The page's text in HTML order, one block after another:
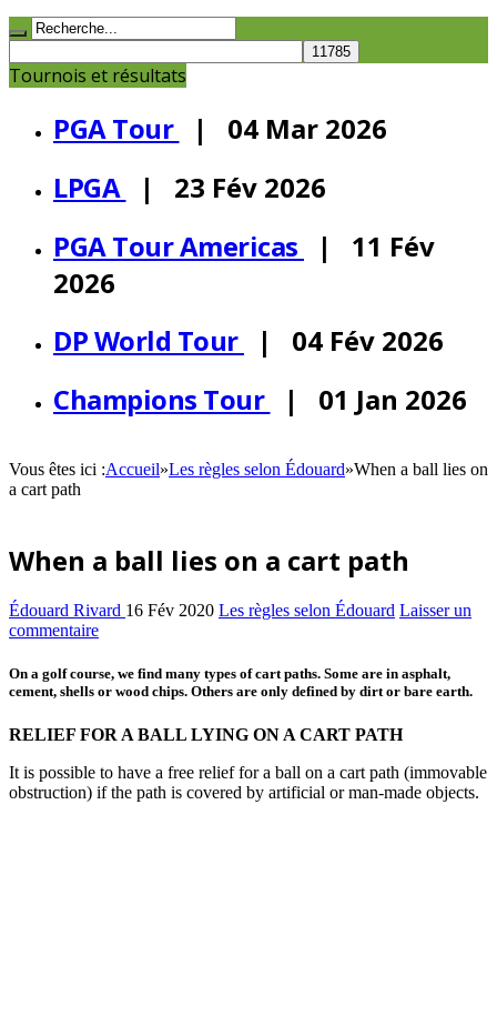
Tournois et résultats
PGA Tour
| 04 Mar 2026
LPGA
| 23 Fév 2026
PGA Tour Americas
| 11 Fév
2026
DP World Tour
| 04 Fév 2026
Champions Tour
| 01 Jan 2026
Vous êtes ici :Accueil»Les règles selon Édouard»When a ball lies on
a cart path
When a ball lies on a cart path
Édouard Rivard 16 Fév 2020 Les règles selon Édouard Laisser un
commentaire
On a golf course, we find many types of cart paths. Some are in asphalt,
cement, shells or wood chips. Others are only defined by dirt or bare earth.
RELIEF FOR A BALL LYING ON A CART PATH
It is possible to have a free relief for a ball on a cart path (immovable
obstruction) if the path is covered by artificial or man-made objects.